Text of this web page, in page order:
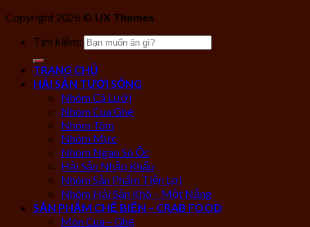
Copyright 2026 © UX Themes
Tìm kiếm:
TRANG CHỦ
HẢI SẢN TƯƠI SỐNG
Nhóm Cá Lưới
Nhóm Cua Ghẹ
Nhóm Tôm
Nhóm Mực
Nhóm Ngao Sò Ốc
Hải Sản Nhập Khẩu
Nhóm Sản Phẩm Tiện Lợi
Nhóm Hải Sản Khô – Một Nắng
SẢN PHẨM CHẾ BIẾN – CRAB FOOD
Món Cua – Ghẹ